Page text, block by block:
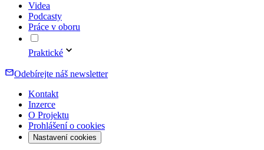
Videa
Podcasty
Práce v oboru
Praktické
Odebírejte náš newsletter
Kontakt
Inzerce
O Projektu
Prohlášení o cookies
Nastavení cookies